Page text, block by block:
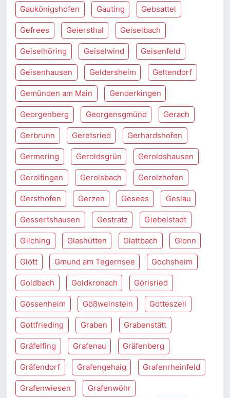
Gaukönigshofen Gauting Gebsattel
Gefrees Geiersthal Geiselbach
Geiselhöring Geiselwind Geisenfeld
Geisenhausen Geldersheim Geltendorf
Gemünden am Main Genderkingen
Georgenberg Georgensgmünd Gerach
Gerbrunn Geretsried Gerhardshofen
Germering Geroldsgrün Geroldshausen
Gerolfingen Gerolsbach Gerolzhofen
Gersthofen Gerzen Gesees Geslau
Gessertshausen Gestratz Giebelstadt
Gilching Glashütten Glattbach Glonn
Glött Gmund am Tegernsee Gochsheim
Goldbach Goldkronach Görisried
Gössenheim Gößweinstein Gotteszell
Gottfrieding Graben Grabenstätt
Gräfelfing Grafenau Gräfenberg
Gräfendorf Grafengehaig Grafenrheinfeld
Grafenwiesen Grafenwöhr